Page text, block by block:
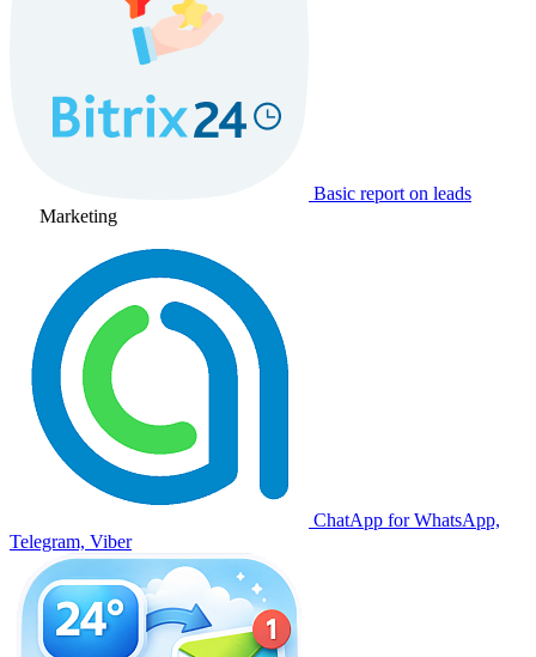
Basic report on leads
Marketing
ChatApp for WhatsApp,
Telegram, Viber